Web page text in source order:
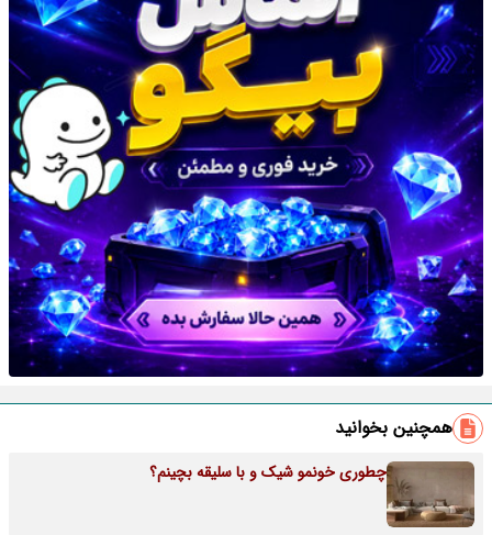
همچنین بخوانید
چطوری خونمو شیک و با سلیقه بچینم؟